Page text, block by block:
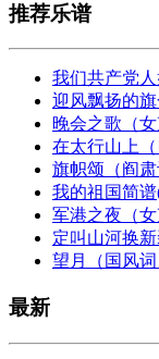
推荐乐谱
我们共产党
迎风飘扬的
晚会之歌（
在太行山上
旗帜颂（阎
我的祖国简
军港之夜（
定叫山河换
望月（国风
最新